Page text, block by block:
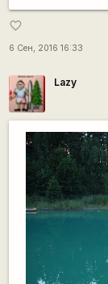
favorite_border
6 Сен, 2016 16:33
Lazy